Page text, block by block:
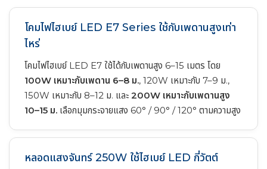
โคมไฟไฮเบย์ LED E7 Series ใช้กับเพดานสูงเท่า
ไหร่
โคมไฟไฮเบย์ LED E7 ใช้ได้กับเพดานสูง 6–15 เมตร โดย
100W เหมาะกับเพดาน 6–8 ม., 120W เหมาะกับ 7–9 ม.,
150W เหมาะกับ 8–12 ม. และ 200W เหมาะกับเพดานสูง
10–15 ม. เลือกมุมกระจายแสง 60° / 90° / 120° ตามความสูง
หลอดแสงจันทร์ 250W ใช้ไฮเบย์ LED กี่วัตต์